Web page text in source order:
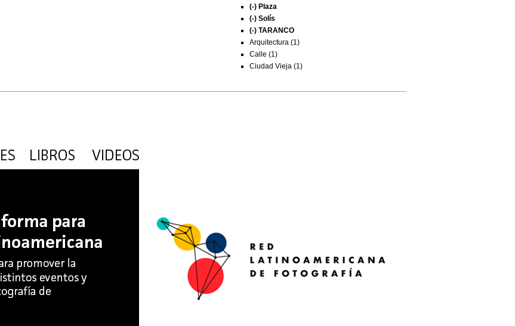
(-) Plaza
(-) Solís
(-) TARANCO
Arquitectura (1)
Calle (1)
Ciudad Vieja (1)